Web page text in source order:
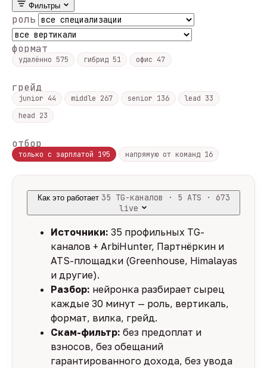
Фильтры
роль
формат
удалённо 575 гибрид 51 офис 47
грейд
junior 44 middle 267 senior 136 lead 33
head 23
отбор
только с зарплатой 195 напрямую от команд 16
Как это работает 35 TG-каналов · 5 ATS · 673
live
Источники: 35 профильных TG-
каналов + ArbiHunter, Партнёркин и
ATS-площадки (Greenhouse, Himalayas
и другие).
Разбор: нейронка разбирает сырец
каждые 30 минут — роль, вертикаль,
формат, вилка, грейд.
Скам-фильтр: без предоплат и
взносов, без обещаний
гарантированного дохода, без увода